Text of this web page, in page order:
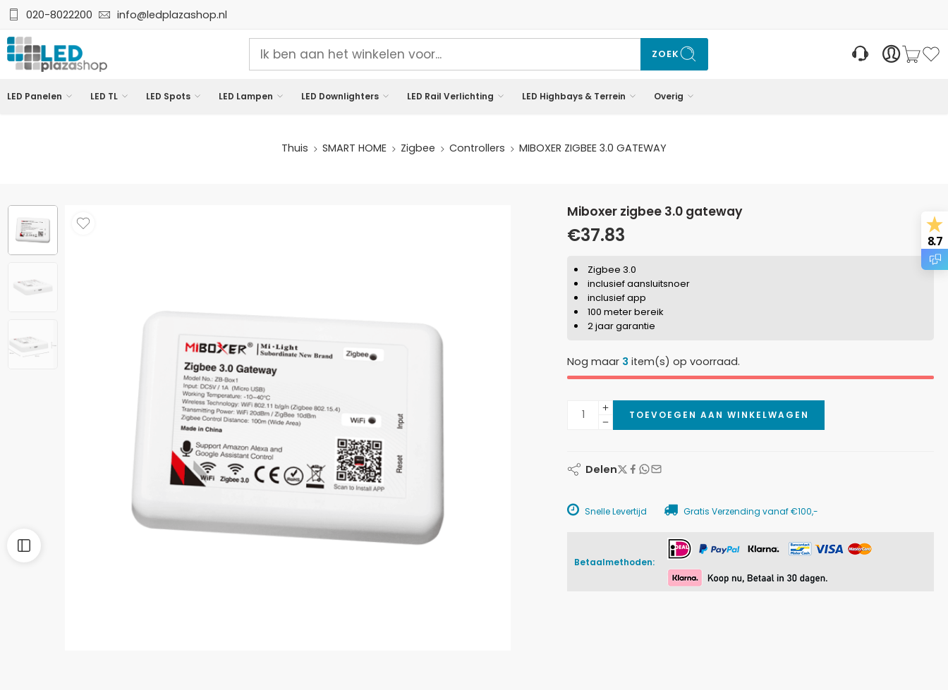
020-8022200 info@ledplazashop.nl
ZOEK
LED Panelen LED TL LED Spots LED Lampen LED Downlighters LED Rail Verlichting LED Highbays & Terrein Overig
Thuis SMART HOME Zigbee Controllers MIBOXER ZIGBEE 3.0 GATEWAY
miboxer zigbee 3.0 gateway
€37.83
Zigbee 3.0
inclusief aansluitsnoer
inclusief app
100 meter bereik
2 jaar garantie
Nog maar 3 item(s) op voorraad.
TOEVOEGEN AAN WINKELWAGEN
Delen
Snelle Levertijd Gratis Verzending vanaf €100,-
Betaalmethoden:
8.7